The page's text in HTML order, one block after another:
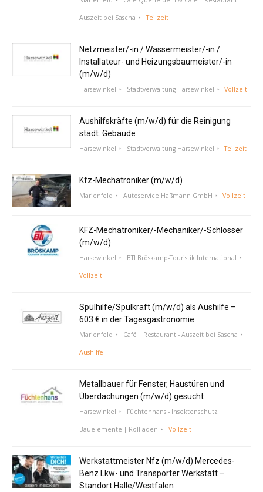
Auszeit bei Sascha Teilzeit
Netzmeister/-in / Wassermeister/-in /
Installateur- und Heizungsbaumeister/-in
(m/w/d)
Harsewinkel Stadtverwaltung Harsewinkel Vollzeit
Aushilfskräfte (m/w/d) für die Reinigung
städt. Gebäude
Harsewinkel Stadtverwaltung Harsewinkel Teilzeit
Kfz-Mechatroniker (m/w/d)
Marienfeld Autoservice Haßmann GmbH Vollzeit
KFZ-Mechatroniker/-Mechaniker/-Schlosser
(m/w/d)
Harsewinkel BTI Bröskamp-Touristik International
Vollzeit
Spülhilfe/Spülkraft (m/w/d) als Aushilfe –
603 € in der Tagesgastronomie
Marienfeld Café | Restaurant - Auszeit bei Sascha
Aushilfe
Metallbauer für Fenster, Haustüren und
Überdachungen (m/w/d) gesucht
Harsewinkel Füchtenhans - Insektenschutz |
Bauelemente | Rollladen Vollzeit
Werkstattmeister Nfz (m/w/d) Mercedes-
Benz Lkw- und Transporter Werkstatt –
Standort Halle/Westfalen